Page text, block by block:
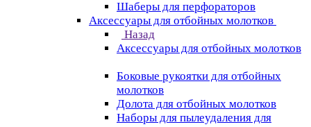
Шаберы для перфораторов
Аксессуары для отбойных молотков
Назад
Аксессуары для отбойных молотков
Боковые рукоятки для отбойных
молотков
Долота для отбойных молотков
Наборы для пылеудаления для